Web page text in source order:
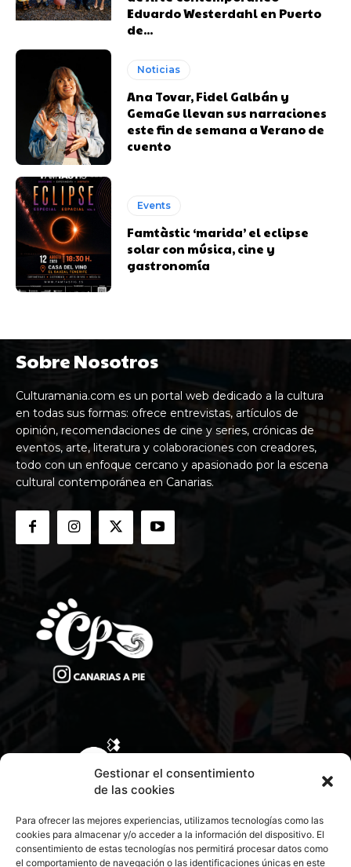
Gestionar el consentimiento
de las cookies
Para ofrecer las mejores experiencias, utilizamos tecnologías como las
cookies para almacenar y/o acceder a la información del dispositivo. El
consentimiento de estas tecnologías nos permitirá procesar datos como
el comportamiento de navegación o las identificaciones únicas en este
Eduardo Westerdahl en Puerto
de...
Noticias
Ana Tovar, Fidel Galbán y
GemaGe llevan sus narraciones
este fin de semana a Verano de
cuento
Events
Famtàstic ‘marida’ el eclipse
solar con música, cine y
gastronomía
Sobre Nosotros
Culturamania.com es un portal web dedicado a la cultura
en todas sus formas: ofrece entrevistas, artículos de
opinión, recomendaciones de cine y series, crónicas de
eventos, arte, literatura y colaboraciones con creadores,
todo con un enfoque cercano y apasionado por la escena
cultural contemporánea en Canarias.